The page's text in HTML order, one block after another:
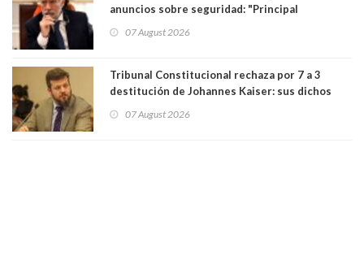
anuncios sobre seguridad: "Principal
perseguir ruta del dinero y levantar secreto
07 August 2026
Tribunal Constitucional rechaza por 7 a 3
destitución de Johannes Kaiser: sus dichos
justicia constitucional porque no es diputado
07 August 2026